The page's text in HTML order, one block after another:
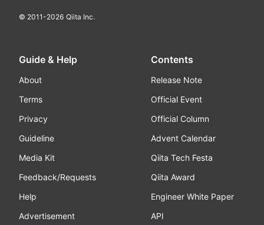
© 2011-2026 Qiita Inc.
Guide & Help
About
Terms
Privacy
Guideline
Media Kit
Feedback/Requests
Help
Advertisement
Contents
Release Note
Official Event
Official Column
Advent Calendar
Qiita Tech Festa
Qiita Award
Engineer White Paper
API